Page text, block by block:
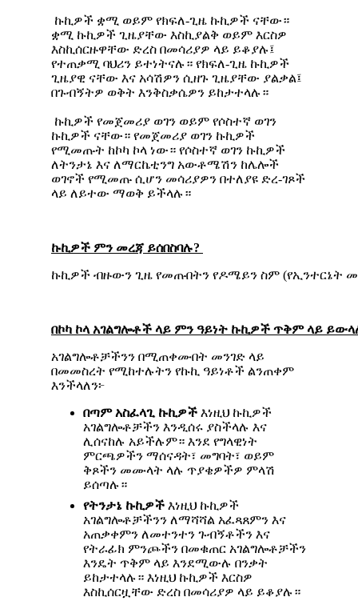
ኩኪዎች ቋሚ ወይም የክፍለ-ጊዜ ኩኪዎች ናቸው።
ቋሚ ኩኪዎች ጊዜያቸው እስኪያልቅ ወይም እርስዎ
እስኪሰርዙዋቸው ድረስ በመሳሪያዎ ላይ ይቆያሉ፤
የተጠቃሚ ባህሪን ይተነትናሉ። የክፍለ-ጊዜ ኩኪዎች
ጊዜያዊ ናቸው እና አሳሽዎን ሲዘጉ ጊዜያቸው ያልቃል፤
በጉብኝትዎ ወቅት እንቅስቃሴዎን ይከታተላሉ።
ኩኪዎች የመጀመሪያ ወገን ወይም የሶስተኛ ወገን
ኩኪዎች ናቸው። የመጀመሪያ ወገን ኩኪዎች
የሚመጡት ከኮካ ኮላ ነው። የሶስተኛ ወገን ኩኪዎች
ለትንታኔ እና ለማርኬቲንግ አውቶሜሽን ከሌሎች
ወገኖች የሚመጡ ሲሆን መሳሪያዎን በተለያዩ ድረ-ገጾች
ላይ ለይተው ማወቅ ይችላሉ።
ኩኪዎች ምን መረጃ ይሰበስባሉ?
ኩኪዎች ብዙውን ጊዜ የመጡበትን የዶሜይን ስም (የኢንተርኔት
በኮካ ኮላ አገልግሎቶች ላይ ምን ዓይነት ኩኪዎች ጥቅም ላይ
አገልግሎቶቻችንን በሚጠቀሙበት መንገድ ላይ
በመመስረት የሚከተሉትን የኩኪ ዓይነቶች ልንጠቀም
እንችላለን፦
በጣም አስፈላጊ ኩኪዎች እነዚህ ኩኪዎች
አገልግሎቶቻችን እንዲሰሩ ያስችላሉ እና
ሊሰናከሉ አይችሉም። እንደ የግላዊነት
ምርጫዎችን ማሰናዳት፣ መግባት፣ ወይም
ቅጾችን መሙላት ላሉ ጥያቄዎችዎ ምላሽ
ይሰጣሉ።
የትንታኔ ኩኪዎች እነዚህ ኩኪዎች
አገልግሎቶቻችንን ለማሻሻል አፈጻጸምን እና
አጠቃቀምን ለመተንተን ጉብኝቶችን እና
የትራፊክ ምንጮችን በመቁጠር አገልግሎቶቻችን
እንዴት ጥቅም ላይ እንደሚውሉ በንቃት
ይከታተላሉ። እነዚህ ኩኪዎች እርስዎ
እስኪሰርዟቸው ድረስ በመሳሪያዎ ላይ ይቆያሉ።